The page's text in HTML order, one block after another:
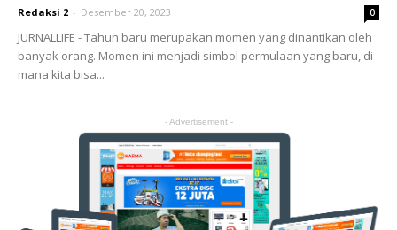
Redaksi 2 - Desember 20, 2023 0
JURNALLIFE - Tahun baru merupakan momen yang dinantikan oleh
banyak orang. Momen ini menjadi simbol permulaan yang baru, di
mana kita bisa...
- Advertisement -